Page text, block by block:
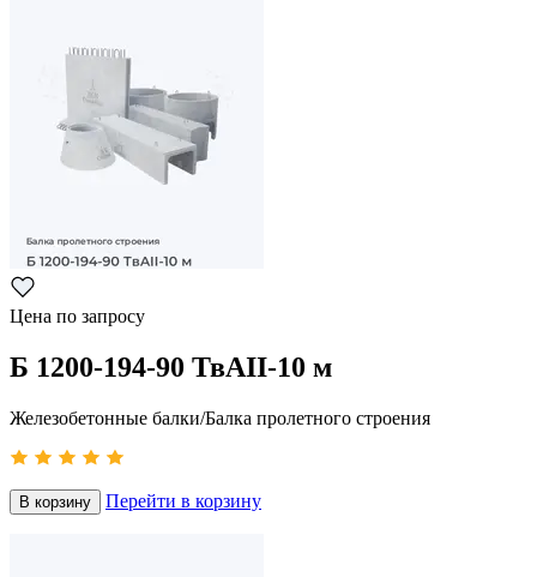
Цена по запросу
Б 1200-194-90 ТвАII-10 м
Железобетонные балки/Балка пролетного строения
В корзину Перейти в корзину